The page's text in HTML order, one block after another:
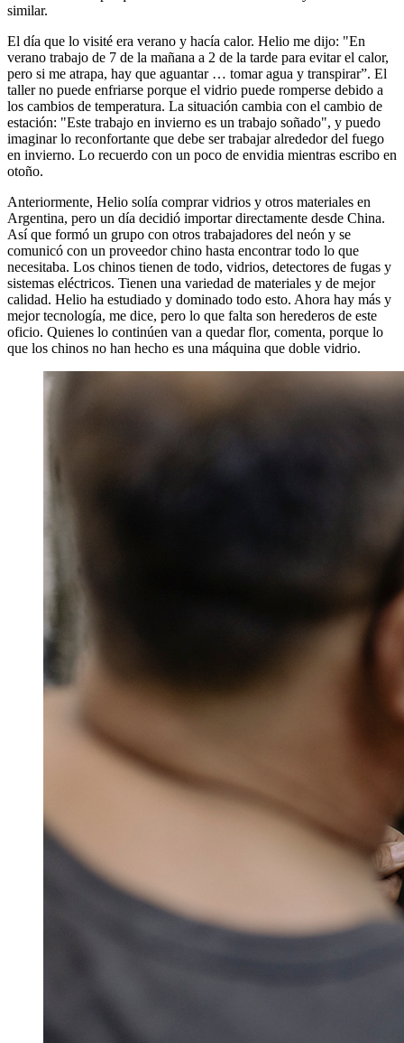
similar.
El día que lo visité era verano y hacía calor. Helio me dijo: "En
verano trabajo de 7 de la mañana a 2 de la tarde para evitar el calor,
pero si me atrapa, hay que aguantar … tomar agua y transpirar”. El
taller no puede enfriarse porque el vidrio puede romperse debido a
los cambios de temperatura. La situación cambia con el cambio de
estación: "Este trabajo en invierno es un trabajo soñado", y puedo
imaginar lo reconfortante que debe ser trabajar alrededor del fuego
en invierno. Lo recuerdo con un poco de envidia mientras escribo en
otoño.
Anteriormente, Helio solía comprar vidrios y otros materiales en
Argentina, pero un día decidió importar directamente desde China.
Así que formó un grupo con otros trabajadores del neón y se
comunicó con un proveedor chino hasta encontrar todo lo que
necesitaba. Los chinos tienen de todo, vidrios, detectores de fugas y
sistemas eléctricos. Tienen una variedad de materiales y de mejor
calidad. Helio ha estudiado y dominado todo esto. Ahora hay más y
mejor tecnología, me dice, pero lo que falta son herederos de este
oficio. Quienes lo continúen van a quedar flor, comenta, porque lo
que los chinos no han hecho es una máquina que doble vidrio.